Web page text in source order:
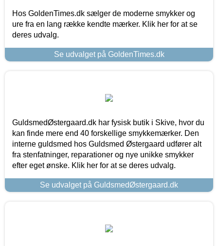
Hos GoldenTimes.dk sælger de moderne smykker og
ure fra en lang række kendte mærker. Klik her for at se
deres udvalg.
Se udvalget på GoldenTimes.dk
GuldsmedØstergaard.dk har fysisk butik i Skive, hvor du
kan finde mere end 40 forskellige smykkemærker. Den
interne guldsmed hos Guldsmed Østergaard udfører alt
fra stenfatninger, reparationer og nye unikke smykker
efter eget ønske. Klik her for at se deres udvalg.
Se udvalget på GuldsmedØstergaard.dk